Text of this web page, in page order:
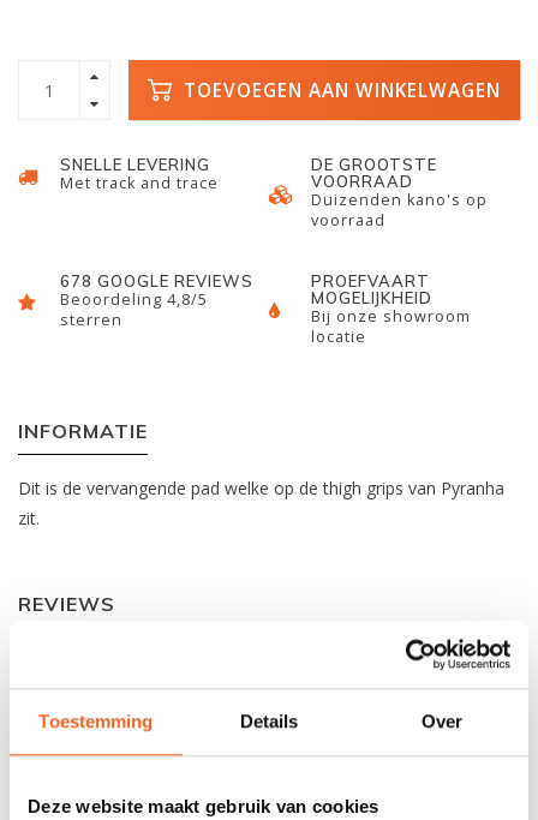
Toestemming Details Over
Deze website maakt gebruik van cookies
TOEVOEGEN AAN WINKELWAGEN
SNELLE LEVERING
Met track and trace
DE GROOTSTE
VOORRAAD
Duizenden kano's op
voorraad
678 GOOGLE REVIEWS
Beoordeling 4,8/5
sterren
PROEFVAART
MOGELIJKHEID
Bij onze showroom
locatie
INFORMATIE
Dit is de vervangende pad welke op de thigh grips van Pyranha
zit.
REVIEWS
JE BEOORDELING TOEVOEGEN